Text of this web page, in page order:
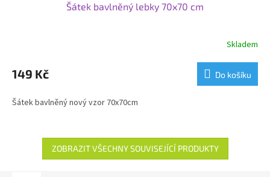
Šátek bavlněný lebky 70x70 cm
Skladem
149 Kč Do košíku
Šátek bavlněný nový vzor 70x70cm
ZOBRAZIT VŠECHNY SOUVISEJÍCÍ PRODUKTY